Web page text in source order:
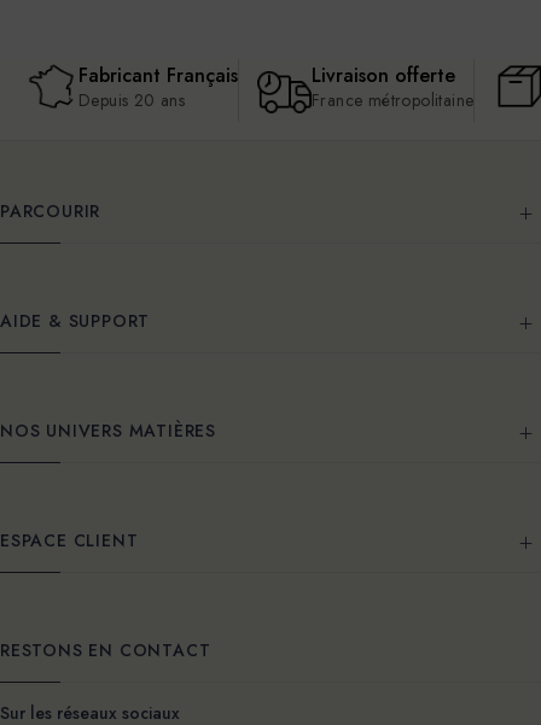
Fabricant Français
Depuis 20 ans
Livraison offerte
France métropolitaine
PARCOURIR
AIDE & SUPPORT
NOS UNIVERS MATIÈRES
ESPACE CLIENT
RESTONS EN CONTACT
Sur les réseaux sociaux